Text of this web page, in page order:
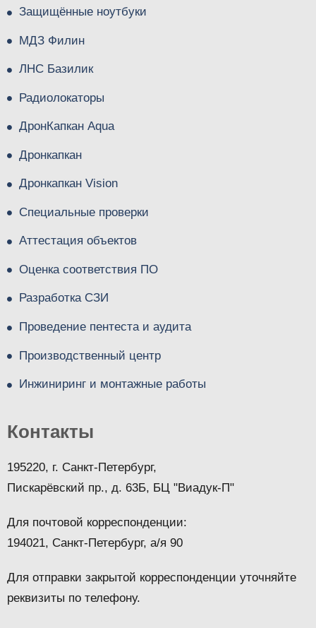
Защищённые ноутбуки
МДЗ Филин
ЛНС Базилик
Радиолокаторы
ДронКапкан Aqua
Дронкапкан
Дронкапкан Vision
Специальные проверки
Аттестация объектов
Оценка соответствия ПО
Разработка СЗИ
Проведение пентеста и аудита
Производственный центр
Инжиниринг и монтажные работы
Контакты
195220, г. Санкт-Петербург,
Пискарёвский пр., д. 63Б, БЦ "Виадук-П"
Для почтовой корреспонденции:
194021, Санкт-Петербург, а/я 90
Для отправки закрытой корреспонденции уточняйте
реквизиты по телефону.